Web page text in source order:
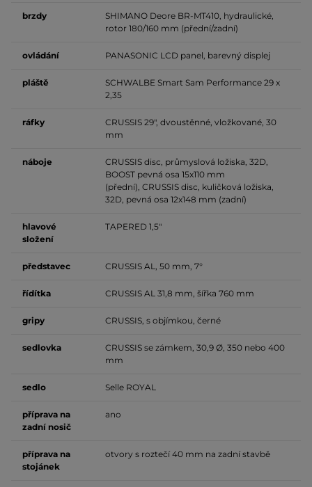
brzdy
SHIMANO Deore BR-MT410, hydraulické,
rotor 180/160 mm (přední/zadní)
ovládání PANASONIC LCD panel, barevný displej
pláště
SCHWALBE Smart Sam Performance 29 x
2,35
ráfky
CRUSSIS 29", dvoustěnné, vložkované, 30
mm
náboje
CRUSSIS disc, průmyslová ložiska, 32D,
BOOST pevná osa 15x110 mm
(přední), CRUSSIS disc, kuličková ložiska,
32D, pevná osa 12x148 mm (zadní)
hlavové
složení
TAPERED 1,5"
představec CRUSSIS AL, 50 mm, 7°
řídítka CRUSSIS AL 31,8 mm, šířka 760 mm
gripy CRUSSIS, s objímkou, černé
sedlovka
CRUSSIS se zámkem, 30,9 Ø, 350 nebo 400
mm
sedlo Selle ROYAL
příprava na
zadní nosič
ano
příprava na
stojánek
otvory s roztečí 40 mm na zadní stavbě